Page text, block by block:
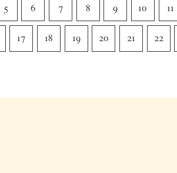
5 6 7 8 9 10 11
17 18 19 20 21 22